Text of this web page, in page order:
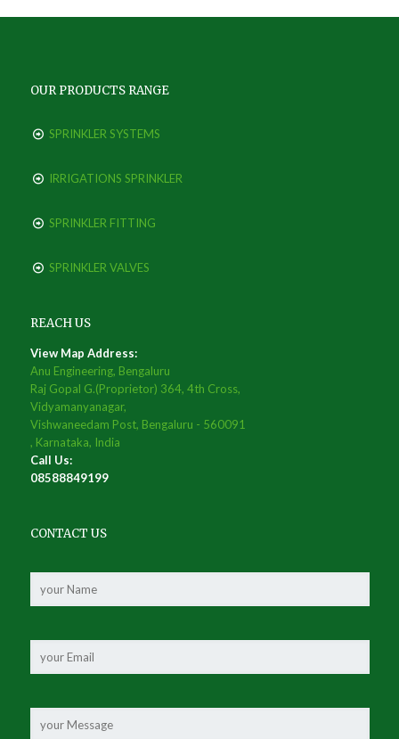
OUR PRODUCTS RANGE
SPRINKLER SYSTEMS
IRRIGATIONS SPRINKLER
SPRINKLER FITTING
SPRINKLER VALVES
REACH US
View Map Address:
Anu Engineering, Bengaluru
Raj Gopal G.(Proprietor) 364, 4th Cross,
Vidyamanyanagar,
Vishwaneedam Post, Bengaluru - 560091
, Karnataka, India
Call Us:
08588849199
CONTACT US